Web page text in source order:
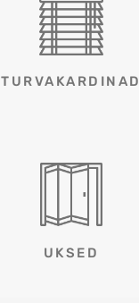
TURVAKARDINAD
UKSED